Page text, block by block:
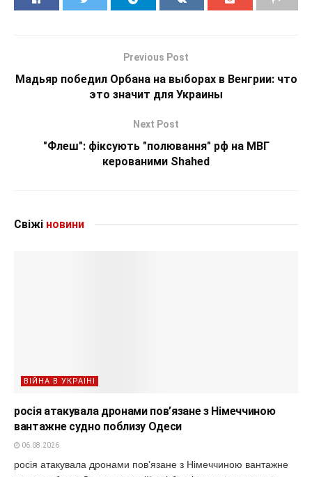
Previous Post
Мадьяр победил Орбана на выборах в Венгрии: что
это значит для Украины
Next Post
"Флеш": фіксують "полювання" рф на МВГ
керованими Shahed
Свіжі новини
ВІЙНА В УКРАЇНІ
росія атакувала дронами пов’язане з Німеччиною
вантажне судно поблизу Одеси
06.08.2026
росія атакувала дронами пов’язане з Німеччиною вантажне